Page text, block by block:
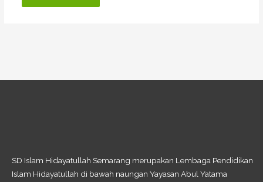
SD Islam Hidayatullah Semarang merupakan Lembaga Pendidikan
Islam Hidayatullah di bawah naungan Yayasan Abul Yatama